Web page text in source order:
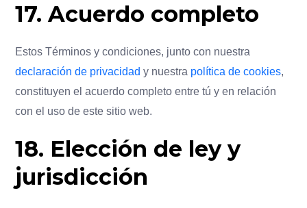
17. Acuerdo completo
Estos Términos y condiciones, junto con nuestra
declaración de privacidad y nuestra política de cookies,
constituyen el acuerdo completo entre tú y en relación
con el uso de este sitio web.
18. Elección de ley y
jurisdicción